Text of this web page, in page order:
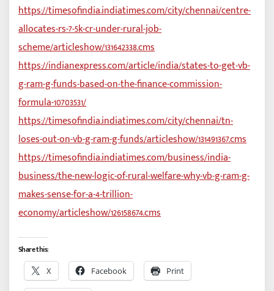
https://timesofindia.indiatimes.com/city/chennai/centre-
allocates-rs-7-5k-cr-under-rural-job-
scheme/articleshow/131642338.cms
https://indianexpress.com/article/india/states-to-get-vb-
g-ram-g-funds-based-on-the-finance-commission-
formula-10703531/
https://timesofindia.indiatimes.com/city/chennai/tn-
loses-out-on-vb-g-ram-g-funds/articleshow/131491367.cms
https://timesofindia.indiatimes.com/business/india-
business/the-new-logic-of-rural-welfare-why-vb-g-ram-g-
makes-sense-for-a-4-trillion-
economy/articleshow/126158674.cms
Share this:
X Facebook Print